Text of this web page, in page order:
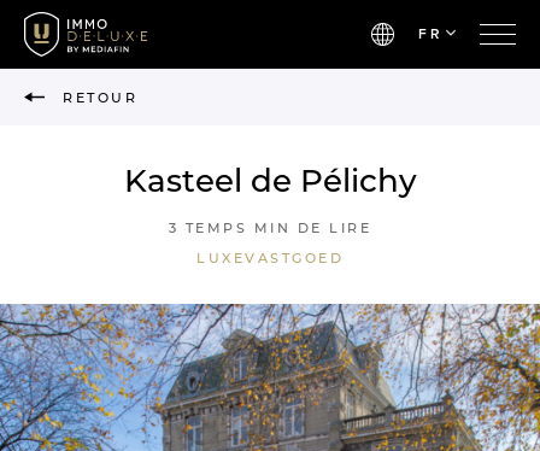
FR
RETOUR
Kasteel de Pélichy
3 TEMPS MIN DE LIRE
LUXEVASTGOED